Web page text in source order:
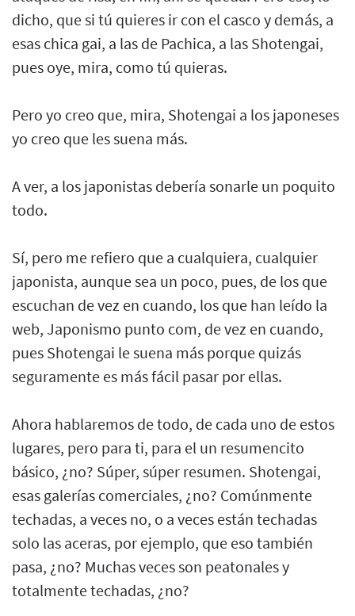
dicho, que si tú quieres ir con el casco y demás, a
esas chica gai, a las de Pachica, a las Shotengai,
pues oye, mira, como tú quieras.
Pero yo creo que, mira, Shotengai a los japoneses
yo creo que les suena más.
A ver, a los japonistas debería sonarle un poquito
todo.
Sí, pero me refiero que a cualquiera, cualquier
japonista, aunque sea un poco, pues, de los que
escuchan de vez en cuando, los que han leído la
web, Japonismo punto com, de vez en cuando,
pues Shotengai le suena más porque quizás
seguramente es más fácil pasar por ellas.
Ahora hablaremos de todo, de cada uno de estos
lugares, pero para ti, para el un resumencito
básico, ¿no? Súper, súper resumen. Shotengai,
esas galerías comerciales, ¿no? Comúnmente
techadas, a veces no, o a veces están techadas
solo las aceras, por ejemplo, que eso también
pasa, ¿no? Muchas veces son peatonales y
totalmente techadas, ¿no?